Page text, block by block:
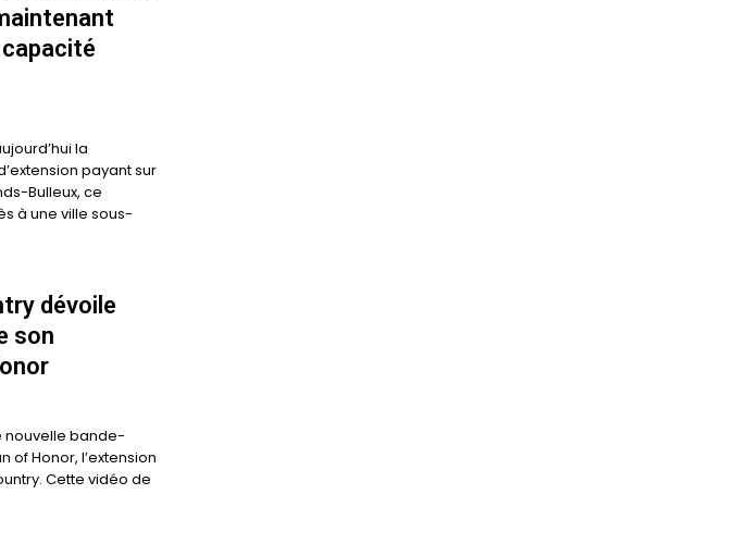
la
payant sur
Bulleux, ce
à une ville sous-
dévoile
son
nouvelle bande-
Honor, l’extension
Cette vidéo de